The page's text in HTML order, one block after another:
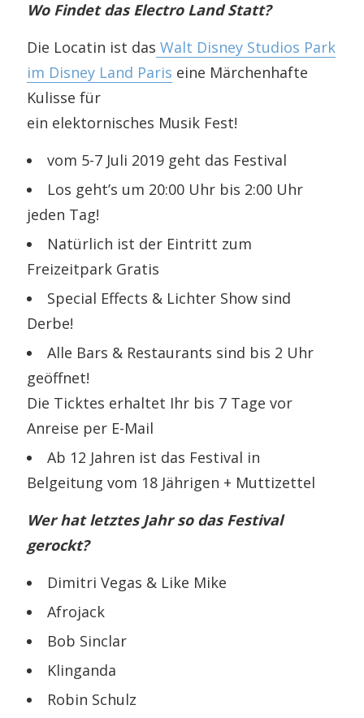
Wo Findet das Electro Land Statt?
Die Locatin ist das Walt Disney Studios Park
im Disney Land Paris eine Märchenhafte
Kulisse für
ein elektornisches Musik Fest!
vom 5-7 Juli 2019 geht das Festival
Los geht’s um 20:00 Uhr bis 2:00 Uhr
jeden Tag!
Natürlich ist der Eintritt zum
Freizeitpark Gratis
Special Effects & Lichter Show sind
Derbe!
Alle Bars & Restaurants sind bis 2 Uhr
geöffnet!
Die Ticktes erhaltet Ihr bis 7 Tage vor
Anreise per E-Mail
Ab 12 Jahren ist das Festival in
Belgeitung vom 18 Jährigen + Muttizettel
Wer hat letztes Jahr so das Festival
gerockt?
Dimitri Vegas & Like Mike
Afrojack
Bob Sinclar
Klinganda
Robin Schulz